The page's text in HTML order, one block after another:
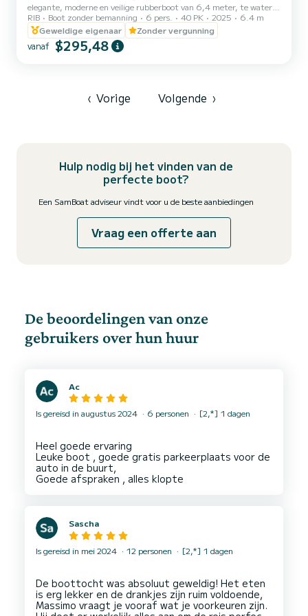
elegante, moderne en veilige rubberboot van 6,4 meter, te water
gelaten in maart 2025, met ruime zonnedekken aan de voor- en
achterzijde voor maximaal comfort en ontspanning. De Salpa Soleil
20 is uitgerust met een 40 pk Mercury motor die ZONDER
VAARBREVET kan worden bestuurd. Dankzij de console met een
RIB Boot zonder bemanning 6 pers. 40 PK 2025
6.4 m
Geweldige eigenaar
Zonder vergunning
vanaf $295,48
‹ Vorige Volgende ›
Hulp nodig bij het vinden van de
perfecte boot?
Een SamBoat adviseur vindt voor u de beste aanbiedingen
Vraag een offerte aan
De beoordelingen van onze
gebruikers over hun huur
Ac
Is gereisd in augustus 2024 6 personen [2,*] 1 dagen
Heel goede ervaring
Leuke boot , goede gratis parkeerplaats voor de
auto in de buurt,
Sascha
Is gereisd in mei 2024 12 personen [2,*] 1 dagen
De boottocht was absoluut geweldig! Het eten
is erg lekker en de drankjes zijn ruim voldoende,
Massimo vraagt je vooraf wat je voorkeuren zijn.